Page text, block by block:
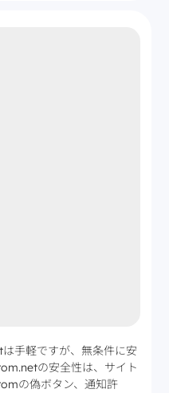
手軽ですが、無条件に安
の安全性は、サイト
の偽ボタン、通知許